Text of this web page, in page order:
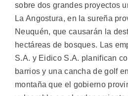
sobre dos grandes proyectos
La Angostura, en la sureña
Neuquén, que causarán la
hectáreas de bosques. Las
S.A. y Eidico S.A. planifican
barrios y una cancha de golf
montaña que el gobierno